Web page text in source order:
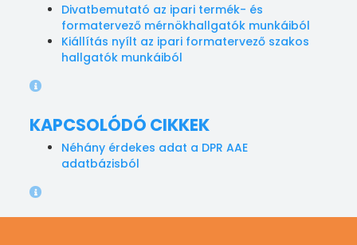
Divatbemutató az ipari termék- és
formatervező mérnökhallgatók munkáiból
Kiállítás nyílt az ipari formatervező szakos
hallgatók munkáiból
KAPCSOLÓDÓ CIKKEK
Néhány érdekes adat a DPR AAE
adatbázisból